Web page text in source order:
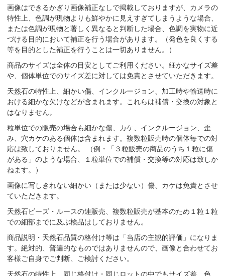
画像はできるかぎり画像補正なしで掲載しておりますが、カメラの
特性上、色調が現物よりも鮮やかに見えすぎてしまうような場合、
または色調が現物と著しく異なると判断した場合、色調を実物に近
づける目的において補正を行う場合があります。（発色を良くする
等を目的とした補正を行うことは一切ありません。）
商品のサイズは全体の目安としてご利用ください。細かなサイズ差
や、個体単位でのサイズ差に対しては免責とさせていただきます。
天然石の特性上、細かい傷、インクルージョン、加工時や輸送時に
おける細かな欠けなどが含まれます。これらは補償・交換の対象と
はなりません。
粒単位での販売の場合も細かな傷、カケ、インクルージョン、歪
み、穴カケのある個体は含まれます。複数粒販売時の個体毎での対
応は致しておりません。 （例・「３粒販売の商品のうち１粒に傷
がある」のような場合、１粒単位での補償・交換等の対応は致しか
ねます。）
画像に写しきれない細かい（または少ない）傷、カケは免責とさせ
ていただきます。
天然石ビーズ・ルースの連販売、複数粒販売が基本のため１粒１粒
での細部までに及ぶ検品はしておりません。
商品説明・天然石品質の格付け等は「当店の主観的評価」になりま
す。絶対的、普遍的なものではありませんので、画像と合わせてお
客様ご自身でご判断、ご検討ください。
天然石の特性上、同じ格付け・同じロットの中でもサイズ差、色